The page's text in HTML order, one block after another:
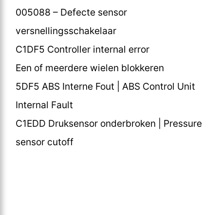
005088 – Defecte sensor
versnellingsschakelaar
C1DF5 Controller internal error
Een of meerdere wielen blokkeren
5DF5 ABS Interne Fout | ABS Control Unit
Internal Fault
C1EDD Druksensor onderbroken | Pressure
sensor cutoff